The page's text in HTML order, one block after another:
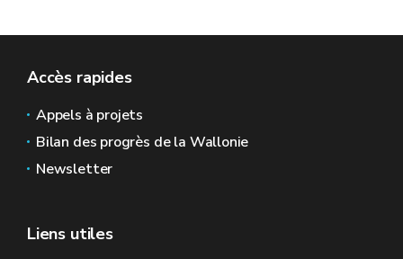
Accès rapides
Appels à projets
Bilan des progrès de la Wallonie
Newsletter
Liens utiles